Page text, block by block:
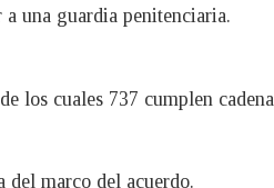
una guardia penitenciaria.
los cuales 737 cumplen cadena
del marco del acuerdo.